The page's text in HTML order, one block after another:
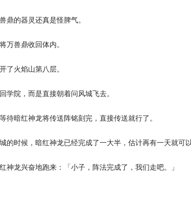
的器灵还真是怪脾气。
兽鼎收回体内。
火焰山第八层。
院，而是直接朝着问风城飞去。
暗红神龙将传送阵铭刻完，直接传送就行了。
时候，暗红神龙已经完成了一大半，估计再有一天就可以
龙兴奋地跑来：「小子，阵法完成了，我们走吧。」